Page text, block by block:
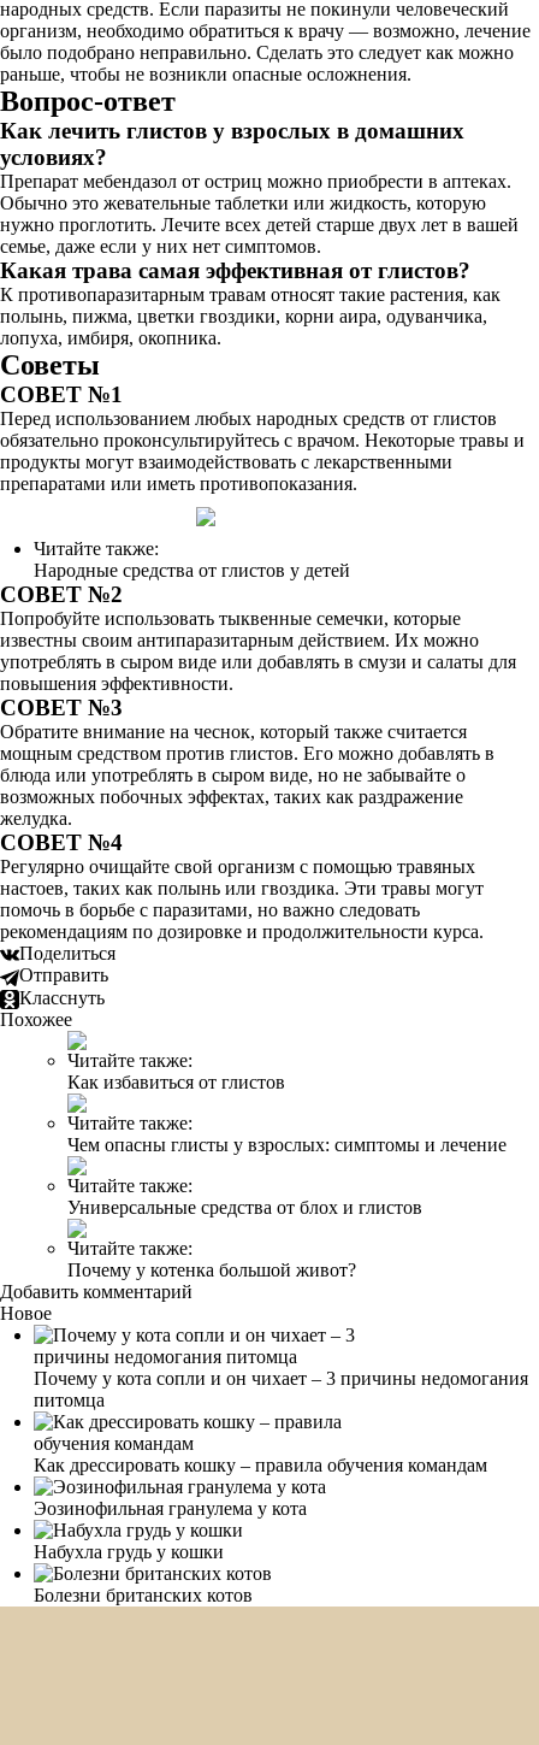
народных средств. Если паразиты не покинули человеческий
организм, необходимо обратиться к врачу — возможно, лечение
было подобрано неправильно. Сделать это следует как можно
раньше, чтобы не возникли опасные осложнения.
Вопрос-ответ
Как лечить глистов у взрослых в домашних
условиях?
Препарат мебендазол от остриц можно приобрести в аптеках.
Обычно это жевательные таблетки или жидкость, которую
нужно проглотить. Лечите всех детей старше двух лет в вашей
семье, даже если у них нет симптомов.
Какая трава самая эффективная от глистов?
К противопаразитарным травам относят такие растения, как
полынь, пижма, цветки гвоздики, корни аира, одуванчика,
лопуха, имбиря, окопника.
Советы
СОВЕТ №1
Перед использованием любых народных средств от глистов
обязательно проконсультируйтесь с врачом. Некоторые травы и
продукты могут взаимодействовать с лекарственными
препаратами или иметь противопоказания.
Читайте также:
Народные средства от глистов у детей
СОВЕТ №2
Попробуйте использовать тыквенные семечки, которые
известны своим антипаразитарным действием. Их можно
употреблять в сыром виде или добавлять в смузи и салаты для
повышения эффективности.
СОВЕТ №3
Обратите внимание на чеснок, который также считается
мощным средством против глистов. Его можно добавлять в
блюда или употреблять в сыром виде, но не забывайте о
возможных побочных эффектах, таких как раздражение
желудка.
СОВЕТ №4
Регулярно очищайте свой организм с помощью травяных
настоев, таких как полынь или гвоздика. Эти травы могут
помочь в борьбе с паразитами, но важно следовать
рекомендациям по дозировке и продолжительности курса.
Поделиться
Отправить
Класснуть
Похожее
Читайте также:
Как избавиться от глистов
Читайте также:
Чем опасны глисты у взрослых: симптомы и лечение
Читайте также:
Универсальные средства от блох и глистов
Читайте также:
Почему у котенка большой живот?
Добавить комментарий
Новое
Почему у кота сопли и он чихает – 3 причины недомогания
питомца
Как дрессировать кошку – правила обучения командам
Эозинофильная гранулема у кота
Набухла грудь у кошки
Болезни британских котов